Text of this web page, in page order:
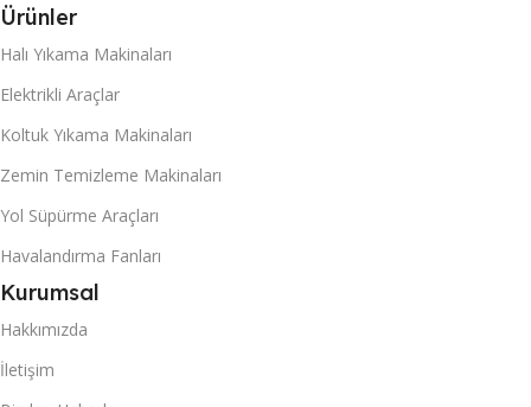
Ürünler
Halı Yıkama Makinaları
Elektrikli Araçlar
Koltuk Yıkama Makinaları
Zemin Temizleme Makinaları
Yol Süpürme Araçları
Havalandırma Fanları
Kurumsal
Hakkımızda
İletişim